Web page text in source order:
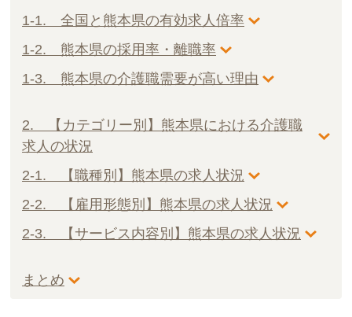
1-1. 全国と熊本県の有効求人倍率
1-2. 熊本県の採用率・離職率
1-3. 熊本県の介護職需要が高い理由
2. 【カテゴリー別】熊本県における介護職
求人の状況
2-1. 【職種別】熊本県の求人状況
2-2. 【雇用形態別】熊本県の求人状況
2-3. 【サービス内容別】熊本県の求人状況
まとめ